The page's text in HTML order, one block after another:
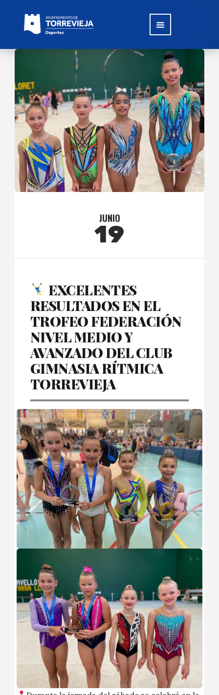
JUNIO
19
EXCELENTES
RESULTADOS EN EL
TROFEO FEDERACIÓN
NIVEL MEDIO Y
AVANZADO DEL CLUB
GIMNASIA RÍTMICA
TORREVIEJA